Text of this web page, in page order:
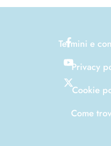
Termini e
Privacy
Cookie
Come